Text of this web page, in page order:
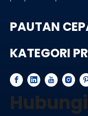
PAUTAN
KATEGORI